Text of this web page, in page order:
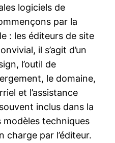
logiciels de
par la
: les éditeurs de site
il s’agit d’un
l’outil de
le domaine,
et l’assistance
inclus dans la
techniques
charge par l’éditeur.